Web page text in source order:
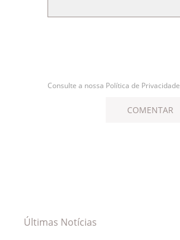
Consulte a nossa Política de Privacidade
Últimas Notícias